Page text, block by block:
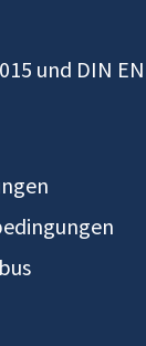
und DIN